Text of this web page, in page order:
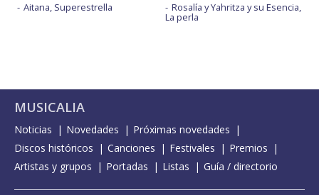
Aitana, Superestrella Rosalía y Yahritza y su Esencia,
La perla
MUSICALIA
Noticias Novedades
Próximas novedades
Discos históricos
Canciones Festivales
Premios
Artistas y grupos
Portadas Listas Guía / directorio